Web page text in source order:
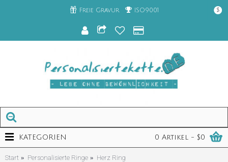
Freie Gravur ISO9001 $
0 Artikel - $0
KATEGORIEN
Start Personalisierte Ringe
Herz Ring